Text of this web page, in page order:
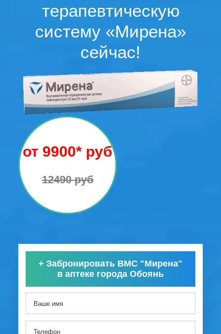
терапевтическую
систему «Мирена»
сейчас!
от 9900* руб
12490 руб
+ Забронировать ВМС "Мирена"
в аптеке города Обоянь